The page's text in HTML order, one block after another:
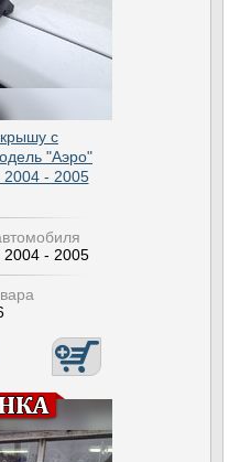
с
"Аэро"
2004 - 2005
2004 - 2005